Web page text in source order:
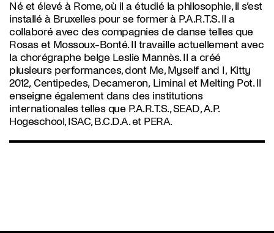
Né et élevé à Rome, où il a étudié la philosophie, il s’est
installé à Bruxelles pour se former à P.A.R.T.S. Il a
collaboré avec des compagnies de danse telles que
Rosas et Mossoux-Bonté. Il travaille actuellement avec
la chorégraphe belge Leslie Mannès. Il a créé
plusieurs performances, dont Me, Myself and I, Kitty
2012, Centipedes, Decameron, Liminal et Melting Pot. Il
enseigne également dans des institutions
internationales telles que P.A.R.T.S., SEAD, A.P.
Hogeschool, ISAC, B.C.D.A. et PERA.